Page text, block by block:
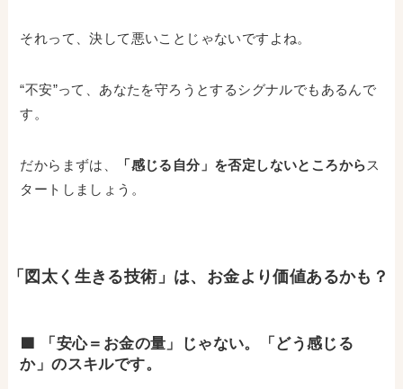
それって、決して悪いことじゃないですよね。
“不安”って、あなたを守ろうとするシグナルでもあるんで
す。
だからまずは、 「感じる自分」を否定しないところからス
タートしましょう。
「図太く生きる技術」は、お金より価値あるかも？
🟩 「安心＝お金の量」じゃない。「どう感じる
か」のスキルです。